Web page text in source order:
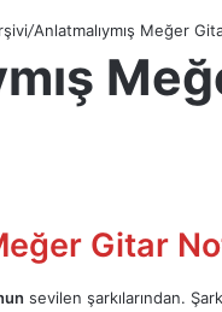
/Anlatmalıymış Meğer
Gitar
sevilen şarkılarından.